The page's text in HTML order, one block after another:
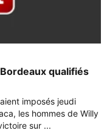
qualifiés
imposés jeudi
les hommes de Willy
sur ...